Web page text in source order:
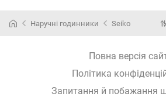
Наручні годинники Seiko
Повна версія
Політика
Запитання й побажання